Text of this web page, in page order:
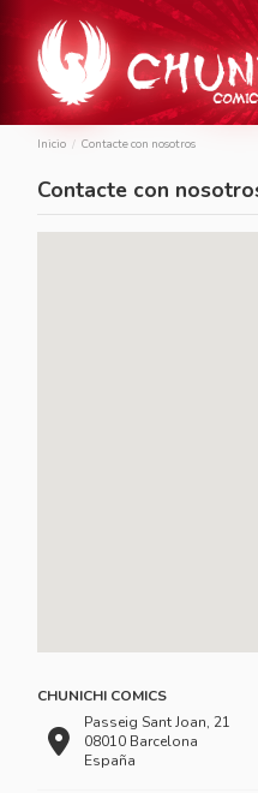
Inicio Contacte con nosotros
Contacte con
CHUNICHI COMICS
Passeig Sant Joan, 21
08010 Barcelona
España